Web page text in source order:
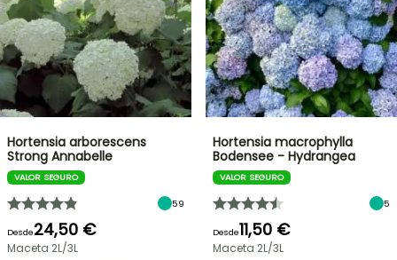
Hortensia arborescens
Strong Annabelle
VALOR SEGURO
59
Desde24,50 €
Maceta 2L/3L
Hortensia macrophylla
Bodensee - Hydrangea
VALOR SEGURO
5
Desde11,50 €
Maceta 2L/3L